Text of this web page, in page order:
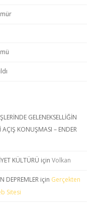
GELENEKSELLİĞİN
KONUŞMASI – ENDER
KÜLTÜRÜ için Volkan
DEPREMLER için Gerçekten
Sitesi